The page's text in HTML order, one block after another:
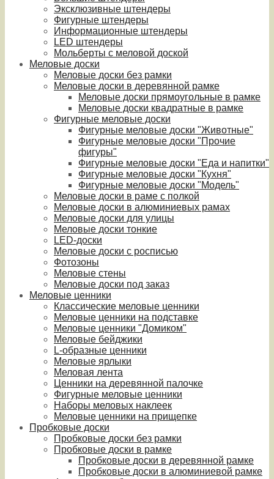
Эксклюзивные штендеры
Фигурные штендеры
Информационные штендеры
LED штендеры
Мольберты с меловой доской
Меловые доски
Меловые доски без рамки
Меловые доски в деревянной рамке
Меловые доски прямоугольные в рамке
Меловые доски квадратные в рамке
Фигурные меловые доски
Фигурные меловые доски "Животные"
Фигурные меловые доски "Прочие
фигуры"
Фигурные меловые доски "Еда и напитки"
Фигурные меловые доски "Кухня"
Фигурные меловые доски "Модель"
Меловые доски в раме с полкой
Меловые доски в алюминиевых рамах
Меловые доски для улицы
Меловые доски тонкие
LED-доски
Меловые доски с росписью
Фотозоны
Меловые стены
Меловые доски под заказ
Меловые ценники
Классические меловые ценники
Меловые ценники на подставке
Меловые ценники "Домиком"
Меловые бейджики
L-образные ценники
Меловые ярлыки
Меловая лента
Ценники на деревянной палочке
Фигурные меловые ценники
Наборы меловых наклеек
Меловые ценники на прищепке
Пробковые доски
Пробковые доски без рамки
Пробковые доски в рамке
Пробковые доски в деревянной рамке
Пробковые доски в алюминиевой рамке